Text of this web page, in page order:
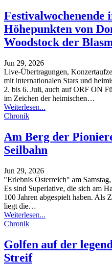
Höhepunkten von
Woodstock der
Jun 29, 2026
Live-Übertragungen,
mit internationalen Stars und
2. bis 6. Juli, auch auf ORF ON
im Zeichen der heimischen…
Weiterlesen...
Chronik
Am Berg der
Seilbahn
Jun 29, 2026
"Erlebnis Österreich" am
Es sind Superlative, die sich am
100 Jahren abgespielt haben. Als
liegt die…
Weiterlesen...
Chronik
Golfen auf der
Streif